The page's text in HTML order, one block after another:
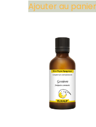
Ajouter au panier